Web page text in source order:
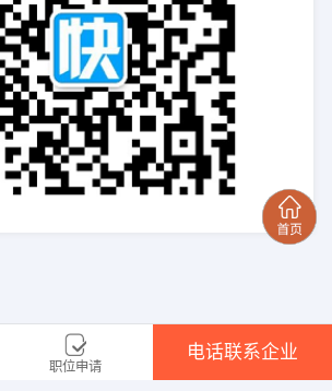
职位申请
电话联系企业